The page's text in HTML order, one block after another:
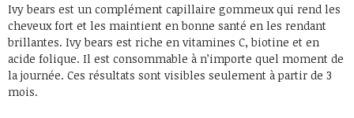
Ivy bears est un complément capillaire gommeux qui rend les
cheveux fort et les maintient en bonne santé en les rendant
brillantes. Ivy bears est riche en vitamines C, biotine et en
acide folique. Il est consommable à n’importe quel moment de
la journée. Ces résultats sont visibles seulement à partir de 3
mois.